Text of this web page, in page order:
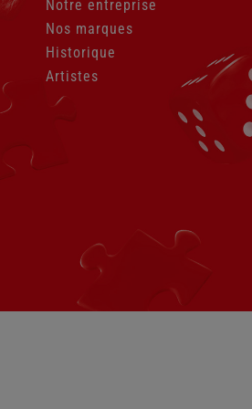
Notre entreprise
Nos marques
Historique
Artistes
Aller
au